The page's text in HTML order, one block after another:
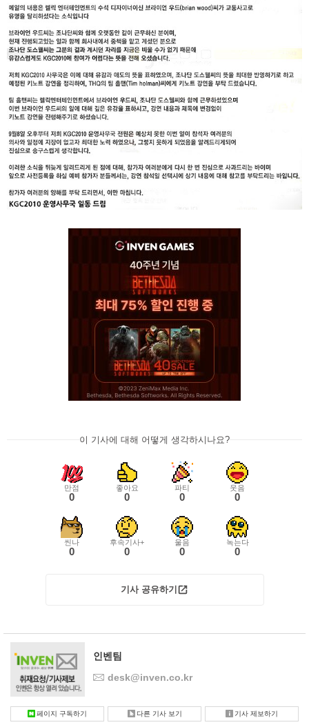
이 기사에 대해 어떻게 생각하시나요?
만점
0
좋아요
0
파티
0
웃음
0
씬나
0
후속기사+
0
울음
0
녹는다
0
기사 공유하기
인벤팀
desk@inven.co.kr
페이지 구독하기 다른 기사 보기 기사 제보하기